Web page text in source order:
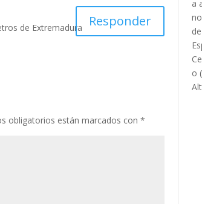
de Extremadura Responder
obligatorios están marcados con*